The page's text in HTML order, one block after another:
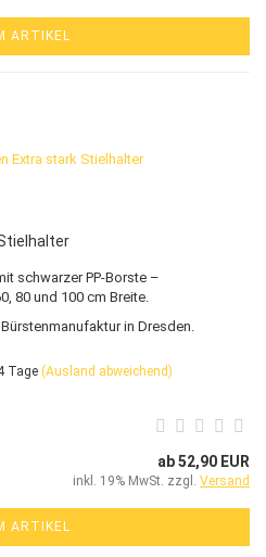
ARTIKEL
schwarzer PP-Borste –
80 und 100 cm Breite.
in Dresden.
Tage (Ausland abweichend)
ab 52,90 EUR
inkl. 19% MwSt. zzgl. Versand
ARTIKEL